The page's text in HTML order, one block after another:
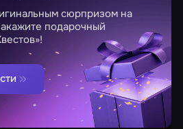
сюрпризом на
подарочный